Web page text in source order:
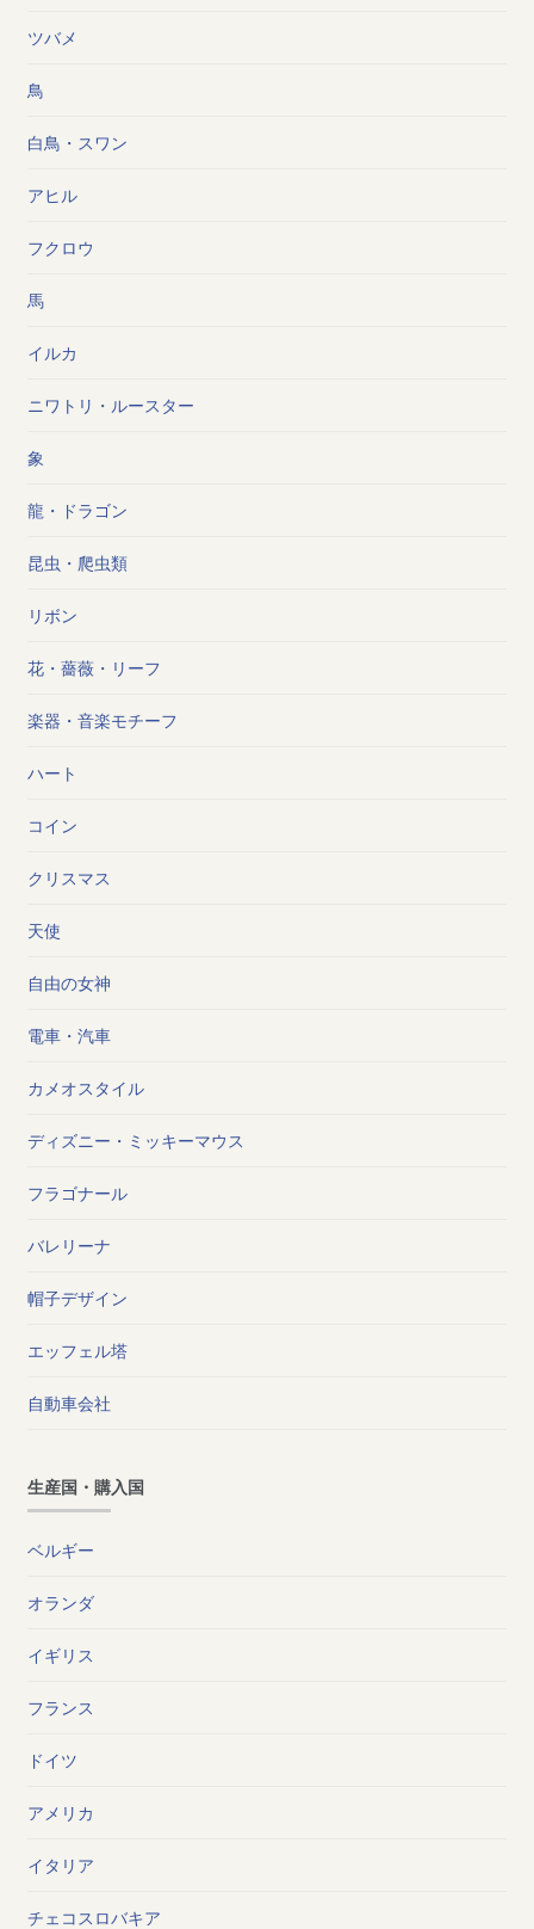
ツバメ
鳥
白鳥・スワン
アヒル
フクロウ
馬
イルカ
ニワトリ・ルースター
象
龍・ドラゴン
昆虫・爬虫類
リボン
花・薔薇・リーフ
楽器・音楽モチーフ
ハート
コイン
クリスマス
天使
自由の女神
電車・汽車
カメオスタイル
ディズニー・ミッキーマウス
フラゴナール
バレリーナ
帽子デザイン
エッフェル塔
自動車会社
生産国・購入国
ベルギー
オランダ
イギリス
フランス
ドイツ
アメリカ
イタリア
チェコスロバキア